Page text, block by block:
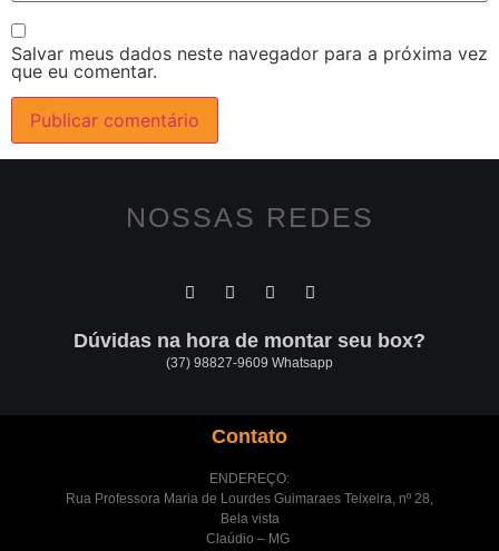
Salvar meus dados neste navegador para a próxima vez
que eu comentar.
NOSSAS REDES
Dúvidas na hora de montar seu box?
(37) 98827-9609 Whatsapp
Contato
ENDEREÇO:
Rua Professora Maria de Lourdes Guimaraes Teixeira, nº 28,
Bela vista
Claúdio – MG